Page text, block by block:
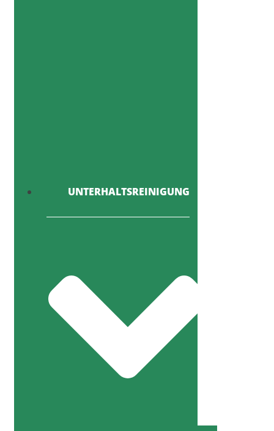
UNTERHALTSREINIGUNG